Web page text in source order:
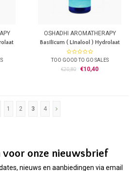
OSHADHI AROMATHERAPY
Basilicum ( Linalool ) Hydrolaat
Bio SALES 1e helft '26
TOO GOOD TO GO SALES
Basilicum ( Linalool ) Hydrolaat Bio
Zonder toevoeging van Alcohol
€20,80 €10,40
1 2 3 4
voor onze nieuwsbrief
nieuws en aanbiedingen via email